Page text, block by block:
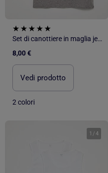
Set di canottiere in maglia jersey - 2 pezzi
8,00 €
Vedi prodotto
2 colori
1 /4